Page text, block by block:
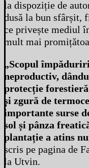
la dispoziție de
dusă la bun sfârșit,
ce privește mediul
mult mai
„Scopul
neproductiv,
protecție
și zgură de
importante surse
sol și pânza
plantație a atins
scris pe pagina de
la Utvin.